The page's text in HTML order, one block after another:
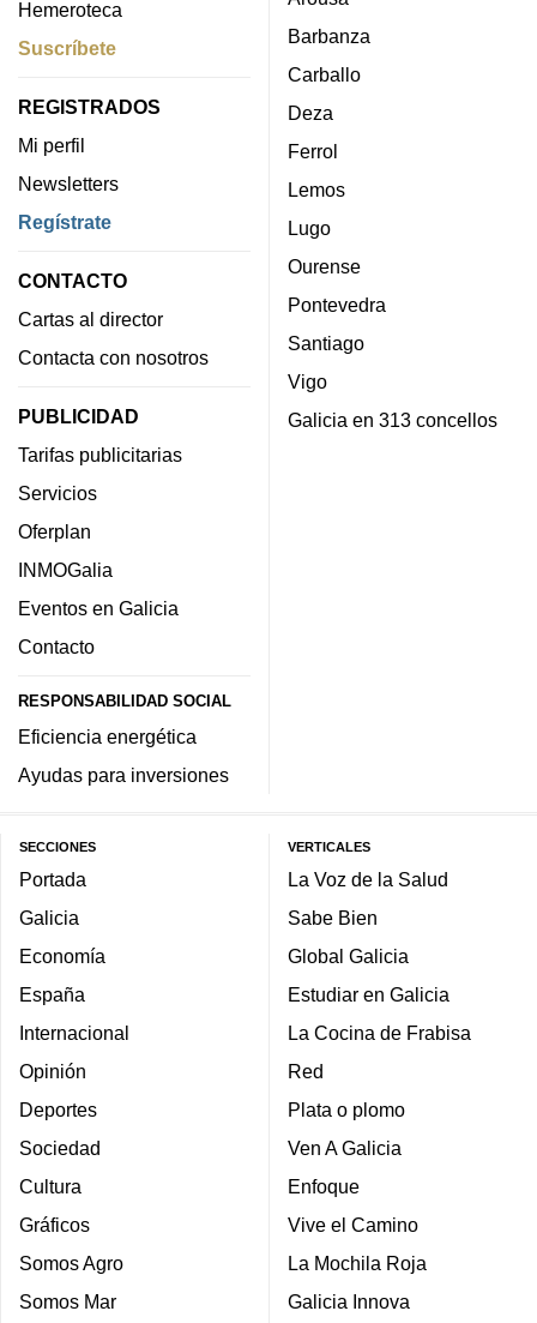
Hemeroteca
Suscríbete
REGISTRADOS
Mi perfil
Newsletters
Regístrate
CONTACTO
Cartas al director
Contacta con nosotros
PUBLICIDAD
Tarifas publicitarias
Servicios
Oferplan
INMOGalia
Eventos en Galicia
Contacto
RESPONSABILIDAD SOCIAL
Eficiencia energética
Ayudas para inversiones
Barbanza
Carballo
Deza
Ferrol
Lemos
Lugo
Ourense
Pontevedra
Santiago
Vigo
Galicia en 313 concellos
SECCIONES
Portada
Galicia
Economía
España
Internacional
Opinión
Deportes
Sociedad
Cultura
Gráficos
Somos Agro
Somos Mar
VERTICALES
La Voz de la Salud
Sabe Bien
Global Galicia
Estudiar en Galicia
La Cocina de Frabisa
Red
Plata o plomo
Ven A Galicia
Enfoque
Vive el Camino
La Mochila Roja
Galicia Innova